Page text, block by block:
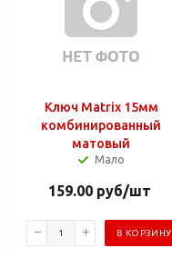
Ключ Matrix 15мм
комбинированный
матовый
Мало
159.00руб/шт
В КОРЗИНУ